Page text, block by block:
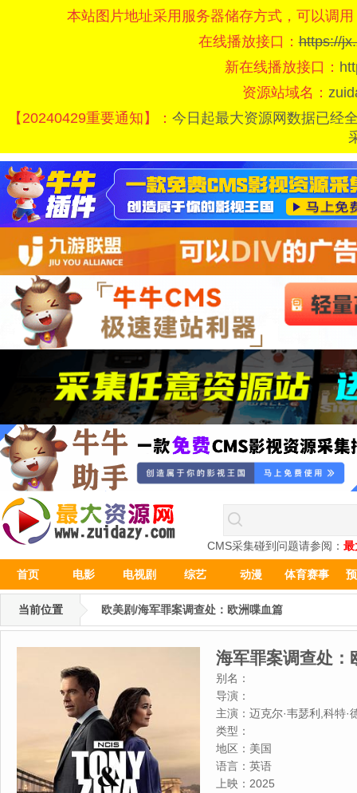
本站图片地址采用服务器储存方式，可以调
在线播放接口：https://
新在线播放接口：
资源站域名：
【20240429重要通知】： 今日起最大资源网数据已经
CMS采集碰到问题请参阅： 最
首页 电影 电视剧 综艺 动漫 体育赛事
当前位置 欧美剧/海军罪案调查处：欧洲喋血篇
海军罪案调查处：
别名：
导演：
主演： 迈克尔·韦瑟利,科特·
类型：
地区： 美国
语言： 英语
上映： 2025